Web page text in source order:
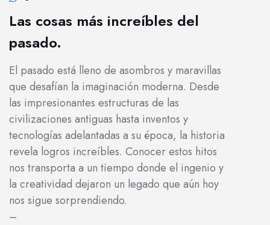
Las cosas más increíbles del
pasado.
El pasado está lleno de asombros y maravillas
que desafían la imaginación moderna. Desde
las impresionantes estructuras de las
civilizaciones antiguas hasta inventos y
tecnologías adelantadas a su época, la historia
revela logros increíbles. Conocer estos hitos
nos transporta a un tiempo donde el ingenio y
la creatividad dejaron un legado que aún hoy
nos sigue sorprendiendo.
–